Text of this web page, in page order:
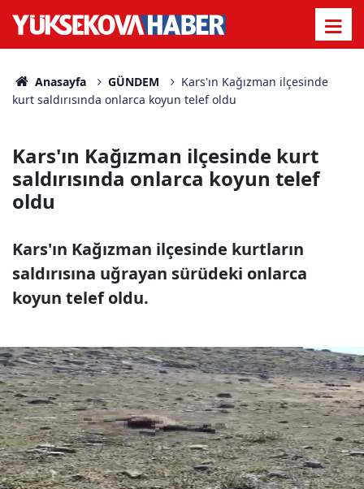
Anasayfa GÜNDEM
Kars'ın Kağızman ilçesinde
kurt saldırısında onlarca koyun telef oldu
Kars'ın Kağızman ilçesinde kurt
saldırısında onlarca koyun telef
oldu
Kars'ın Kağızman ilçesinde kurtların
saldırısına uğrayan sürüdeki onlarca
koyun telef oldu.